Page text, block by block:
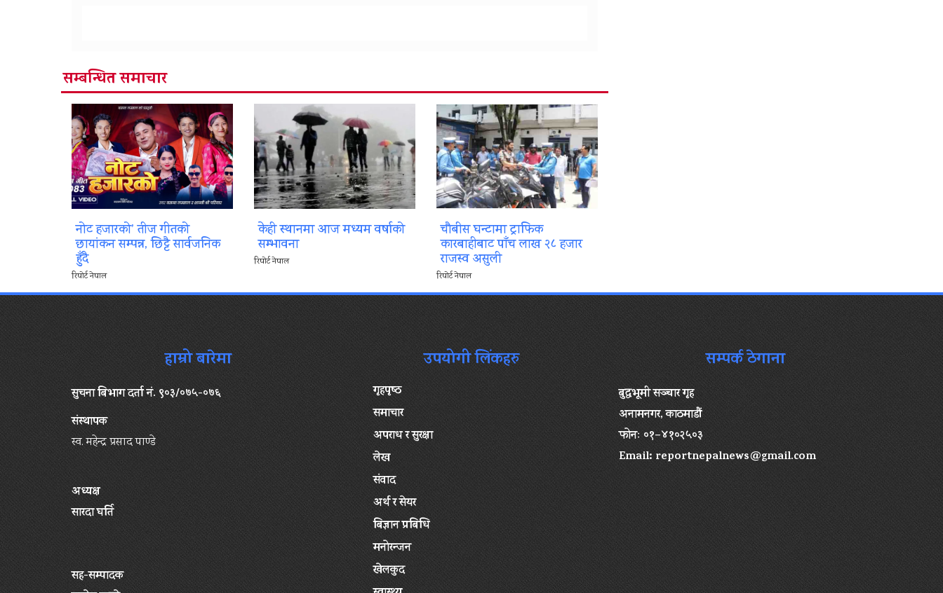
सम्बन्धित समाचार
नोट हजारको’ तीज गीतको
छायांकन सम्पन्न, छिट्टै सार्वजनिक
हुँदै
रिपोर्ट नेपाल
केही स्थानमा आज मध्यम वर्षाको
सम्भावना
रिपोर्ट नेपाल
चौबीस घन्टामा ट्राफिक
कारबाहीबाट पाँच लाख २८ हजार
राजस्व असुली
रिपोर्ट नेपाल
हाम्रो बारेमा
सुचना बिभाग दर्ता नं. ९०३/०७५-०७६
संस्थापक
स्व. महेन्द्र प्रसाद पाण्डे
अध्यक्ष
सारदा घर्ति
सह-सम्पादक
उपयोगी लिंकहरु
गृहपृष्‍ठ
समाचार
अपराध र सुरक्षा
लेख
संवाद
अर्थ र सेयर
बिज्ञान प्रबिधि
मनोरन्जन
खेलकुद
सम्पर्क ठेगाना
बुद्धभूमी सञ्चार गृह
अनामनगर, काठमाडौं
फोनः ०१–४१०२५०३
Email:reportnepalnews@gmail.com